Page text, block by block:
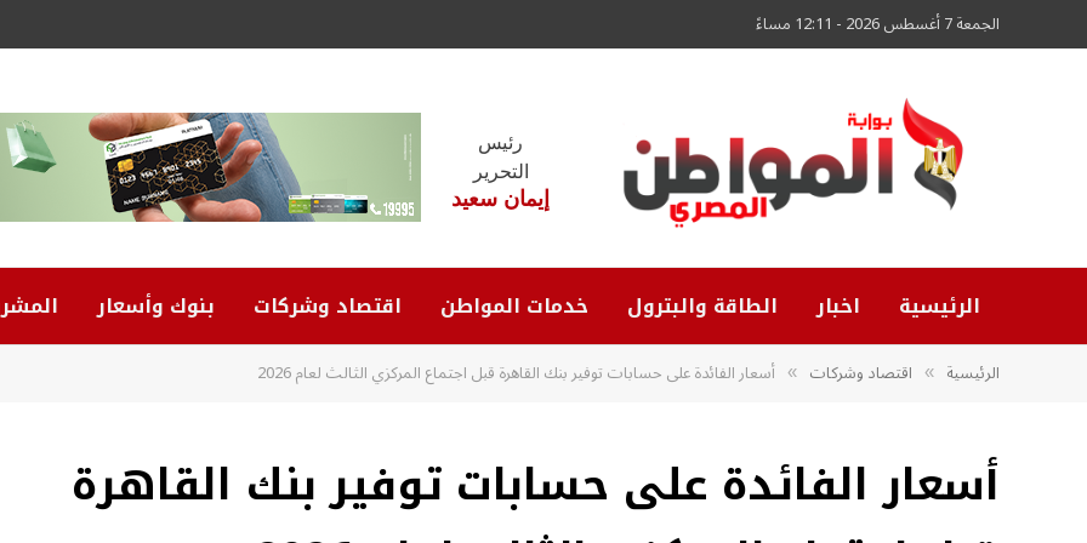
الجمعة 7 أغسطس 2026 - 12:11 مساءً
رئيس
التحرير
إيمان سعيد
الرئيسية اخبار الطاقة والبترول خدمات المواطن اقتصاد وشركات بنوك وأسعار
الرئيسية » اقتصاد وشركات » أسعار الفائدة على حسابات توفير بنك القاهرة قبل اجتماع المركزي الثالث لعام 2026
أسعار الفائدة على حسابات توفير بنك القاهرة